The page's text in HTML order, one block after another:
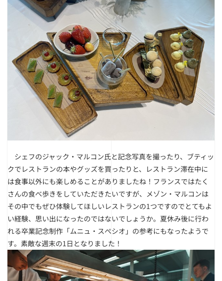
シェフのジャック・マルコン氏と記念写真を撮ったり、ブティッ
クでレストランの本やグッズを買ったりと、レストラン滞在中に
は食事以外にも楽しめることがありましたね！フランスではたく
さんの食べ歩きをしていただきたいですが、メゾン・マルコンは
その中でもぜひ体験してほしいレストランの1つですのでとてもよ
い経験、思い出になったのではないでしょうか。夏休み後に行わ
れる卒業記念制作「ムニュ・スぺシオ」の参考にもなったようで
す。素敵な週末の1日となりました！